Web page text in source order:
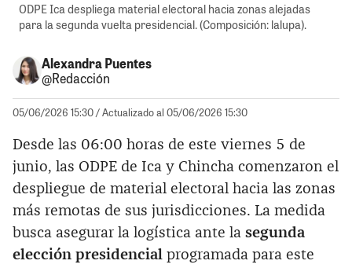
ODPE Ica despliega material electoral hacia zonas alejadas
para la segunda vuelta presidencial. (Composición: lalupa).
Alexandra Puentes
@Redacción
05/06/2026 15:30/ Actualizado al 05/06/2026 15:30
Desde las 06:00 horas de este viernes 5 de
junio, las ODPE de Ica y Chincha comenzaron el
despliegue de material electoral hacia las zonas
más remotas de sus jurisdicciones. La medida
busca asegurar la logística ante la segunda
elección presidencial programada para este